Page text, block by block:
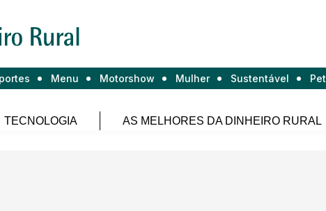
Menu Motorshow Mulher Sustentável Pet
TECNOLOGIA AS MELHORES DA DINHEIRO RURAL